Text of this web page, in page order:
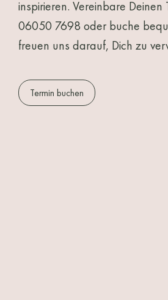
inspirieren. Vereinbare Deinen
06050 7698 oder buche
freuen uns darauf, Dich zu
Termin buchen